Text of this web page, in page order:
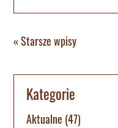
« Starsze wpisy
Kategorie
Aktualne (47)